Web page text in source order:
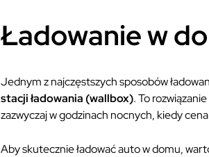
Ładowanie w
Jednym z najczęstszych sposobów
stacji ładowania (wallbox). To
zazwyczaj w godzinach nocnych, kiedy
Aby skutecznie ładować auto w domu,